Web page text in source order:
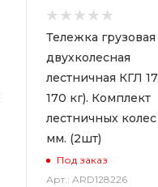
Тележка грузовая
двухколесная
лестничная КГЛ
170 кг). Комплект
лестничных
мм. (2шт)
Под заказ
Арт.: ARD128226